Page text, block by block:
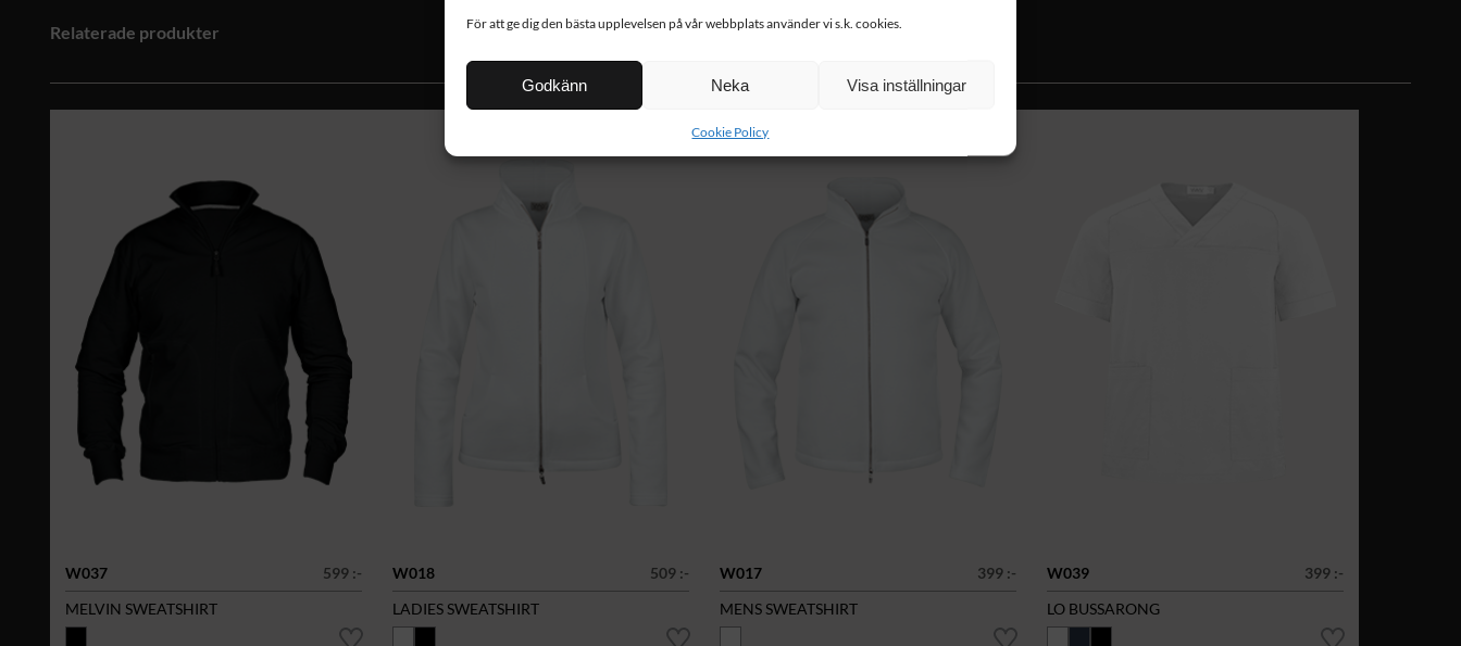
För att ge dig den bästa upplevelsen på vår webbplats använder vi s.k. cookies.
Godkänn Neka Visa inställningar
Cookie Policy
Relaterade produkter
W037
599 :-
MELVIN SWEATSHIRT
W018
509 :-
LADIES SWEATSHIRT
W017
399 :-
MENS SWEATSHIRT
W039
399 :-
LO BUSSARONG